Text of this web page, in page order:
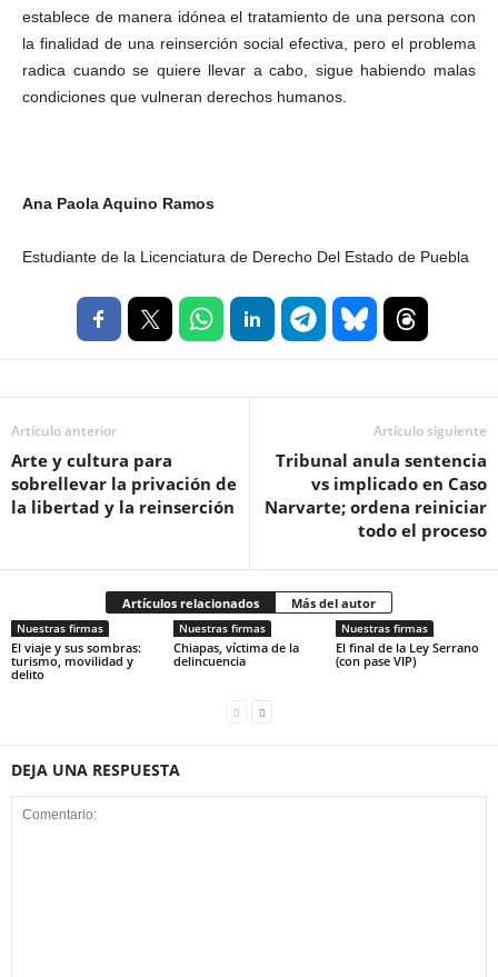
establece de manera idónea el tratamiento de una persona con
la finalidad de una reinserción social efectiva, pero el problema
radica cuando se quiere llevar a cabo, sigue habiendo malas
condiciones que vulneran derechos humanos.
Ana Paola Aquino Ramos
Estudiante de la Licenciatura de Derecho Del Estado de Puebla
Artículo anterior
Arte y cultura para
sobrellevar la privación de
la libertad y la reinserción
Artículo siguiente
Tribunal anula sentencia
vs implicado en Caso
Narvarte; ordena reiniciar
todo el proceso
Artículos relacionados Más del autor
Nuestras firmas
El viaje y sus sombras:
turismo, movilidad y
delito
Nuestras firmas
Chiapas, víctima de la
delincuencia
Nuestras firmas
El final de la Ley Serrano
(con pase VIP)
DEJA UNA RESPUESTA